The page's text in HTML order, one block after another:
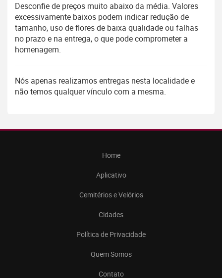
Desconfie de preços muito abaixo da média. Valores
excessivamente baixos podem indicar redução de
tamanho, uso de flores de baixa qualidade ou falhas
no prazo e na entrega, o que pode comprometer a
homenagem.
Nós apenas realizamos entregas nesta localidade e
não temos qualquer vínculo com a mesma.
Home
Aplicativo
Cemitérios e Velórios
Cidades
Política de Privacidade
Quem Somos
Contato